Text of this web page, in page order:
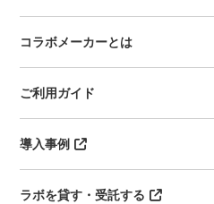
コラボメーカーとは
ご利用ガイド
導入事例
ラボを貸す・受託する